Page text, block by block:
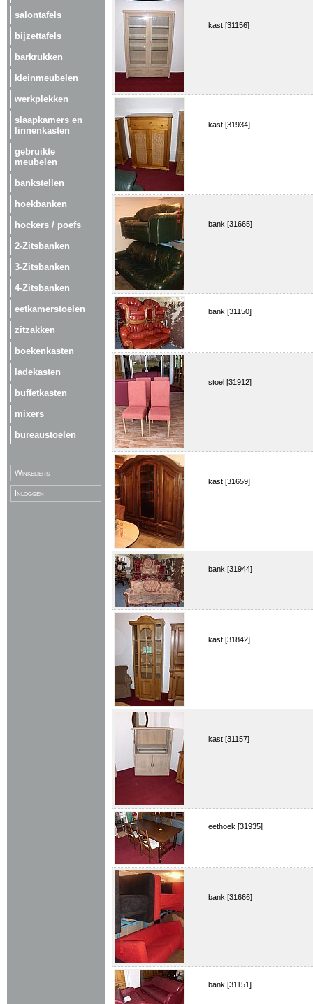
salontafels
bijzettafels
barkrukken
kleinmeubelen
werkplekken
slaapkamers en
linnenkasten
gebruikte
meubelen
bankstellen
hoekbanken
hockers / poefs
2-Zitsbanken
3-Zitsbanken
4-Zitsbanken
eetkamerstoelen
zitzakken
boekenkasten
ladekasten
buffetkasten
mixers
bureaustoelen
Winkeliers
Inloggen
kast [31156]
kast [31934]
bank [31665]
bank [31150]
stoel [31912]
kast [31659]
bank [31944]
kast [31842]
kast [31157]
eethoek [31935]
bank [31666]
bank [31151]